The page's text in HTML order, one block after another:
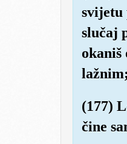
svijetu
slučaj
okaniš
(177)
čine